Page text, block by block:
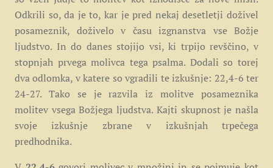
Odkrili so, da je to, kar je pred nekaj desetletji doživel
posameznik, doživelo v času izgnanstva vse Božje
ljudstvo. In do danes stojijo vsi, ki trpijo revščino, v
stopnjah prvega molivca tega psalma. Dodali so torej
dva odlomka, v katere so vgradili te izkušnje: 22,4-6 ter
24-27. Tako se je razvila iz molitve posameznika
molitev vsega Božjega ljudstva. Kajti skupnost je našla
svoje izkušnje zbrane v izkušnjah trpečega
predhodnika.